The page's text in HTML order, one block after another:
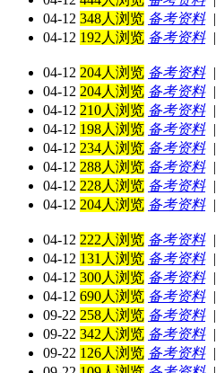
04-12 348人浏览 备考资料|
04-12 192人浏览 备考资料|
04-12 204人浏览 备考资料|
04-12 204人浏览 备考资料|
04-12 210人浏览 备考资料|
04-12 198人浏览 备考资料|
04-12 234人浏览 备考资料|
04-12 288人浏览 备考资料|
04-12 228人浏览 备考资料|
04-12 204人浏览 备考资料|
04-12 222人浏览 备考资料|
04-12 131人浏览 备考资料|
04-12 300人浏览 备考资料|
04-12 690人浏览 备考资料|
09-22 258人浏览 备考资料|
09-22 342人浏览 备考资料|
09-22 126人浏览 备考资料|